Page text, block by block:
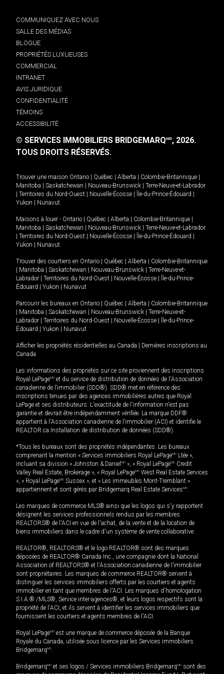
COMMUNIQUEZ AVEC NOUS
SALLE DES MÉDIAS
BLOGUE
PROPRIÉTÉS LUXUEUSES
COMMERCIAL
INTRANET
AVIS JURIDIQUE
CONFIDENTIALITÉ
TÉMOINS
ACCESSIBILITÉ
© SERVICES IMMOBILIERS BRIDGEMARQMD, 2026.
TOUS DROITS RÉSERVÉS.
Trouver une maison Ontario Québec Alberta Colombie-Britannique
Manitoba
Saskatchewan Nouveau-Brunswick
Terre-Neuve-et-Labrador
Territoires du Nord-Ouest Nouvelle-Écosse Île-du-Prince-Édouard
Yukon
Nunavut.
Maisons à louer - Ontario Québec Alberta Colombie-Britannique
Manitoba
Saskatchewan Nouveau-Brunswick
Terre-Neuve-et-Labrador
Territoires du Nord-Ouest Nouvelle-Écosse Île-du-Prince-Édouard
Yukon
Nunavut.
Trouver des courtiers en Ontario Québec Alberta
Colombie-Britannique
Manitoba Saskatchewan Nouveau-Brunswick
Terre-Neuve-et-
Labrador
Territoires du Nord-Ouest Nouvelle-Écosse
Île-du-Prince-
Édouard
Yukon Nunavut
Parcourir les bureaux en Ontario Québec Alberta
Colombie-Britannique
Manitoba Saskatchewan Nouveau-Brunswick
Terre-Neuve-et-
Labrador
Territoires du Nord-Ouest Nouvelle-Écosse
Île-du-Prince-
Édouard
Yukon Nunavut
Afficher les propriétés résidentielles au Canada
Dernières inscriptions au
Canada
Les informations des propriétés sur ce site proviennent des inscriptions
Royal LePageMD et du service de distribution de données de l'Association
canadienne de l’immobilier (SDD®). SDD® met en référence des
inscriptions tenues par des agences immobilières autres que Royal
LePage et ses distributeurs. L'exactitude de l'information n'est pas
garantie et devrait être indépendamment vérifiée. La marque DDF®
appartient à l'Association canadienne de l’immobilier (ACI) et identifie le
REALTOR.ca Installation de distribution de données (SDD®).
*Tous les bureaux sont des propriétés indépendantes. Les bureaux
comprenant la mention « Services immobiliers Royal LePageMD Ltée »,
incluant sa division « Johnston & Daniel MD », « Royal LePageMD Credit
Valley Real Estate, Brokerage », « Royal LePageMD West Real Estate Services
», « Royal LePageMD Sussex », et « Les immeubles Mont-Tremblant »
appartiennent et sont gérés par Bridgemarq Real Estate ServicesMD.
Les marques de commerce MLS® ainsi que les logos qui s'y rapportent
désignent les services professionnels rendus par les membres
REALTORS® de l'ACI en vue de l'achat, de la vente et de la location de
biens immobiliers dans le cadre d'un système de vente collaborative.
REALTOR®, REALTORS® et le logo REALTOR® sont des marques
déposées de REALTOR® Canada Inc., une compagnie dont la National
Association of REALTORS® et l'Association canadienne de l’immobilier
sont propriétaires. Les marques de commerce REALTOR® servent à
distinguer les services immobiliers offerts par les courtiers et agents
immobilier en tant que membres de l'ACI. Les marques d'homologation
S.I.A.® /MLS®, Service inter-agences®, et leurs logos respectifs sont la
propriété de l'ACI, et ils servent à identifier les services immobiliers que
fournissent les courtiers et agents membres de l'ACI.
Royal LePageMD est une marque de commerce déposée de la Banque
Royale du Canada, utilisée sous licence par les Services immobiliers
BridgemarqMD.
BridgemarqMD et ses logos / Services immobiliers BridgemarqMD sont des